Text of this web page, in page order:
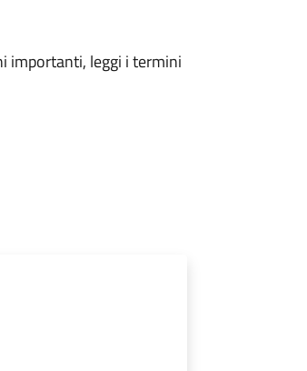
importanti, leggi i termini